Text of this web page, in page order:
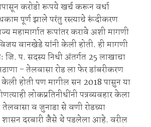
करोडो रूपये खर्च करून वर्धा
पूर्ण झाले परंतु रस्त्याचे रूंदीकरण
महामार्गात रूपांतर करावे अशी मागणी
वानखेडे यांनी केली होती. ही मागणी
जि. प. सदस्य निधी अंतर्गत 25 लाखाचा
- तेलवासा रोड ला फेर डांबरीकरण
होती पण मागील सन 2018 पासुन या
लोकप्रतिनीधींनी पत्रव्यवहार केला
व जुनाडा से वणी रोडच्या
शासन दरबारी जैसे थे पडलेला आहे. वरील